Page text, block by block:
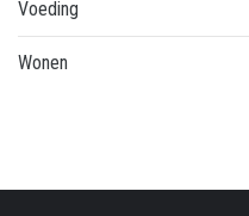
Voeding
Wonen